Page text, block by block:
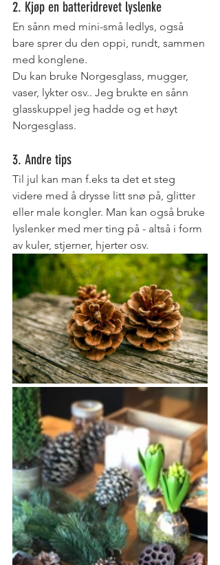
2. Kjøp en batteridrevet lyslenke
En sånn med mini-små ledlys, også
bare sprer du den oppi, rundt, sammen
med konglene.
Du kan bruke Norgesglass, mugger,
vaser, lykter osv.. Jeg brukte en sånn
glasskuppel jeg hadde og et høyt
Norgesglass.
3. Andre tips
Til jul kan man f.eks ta det et steg
videre med å drysse litt snø på, glitter
eller male kongler. Man kan også bruke
lyslenker med mer ting på - altså i form
av kuler, stjerner, hjerter osv.